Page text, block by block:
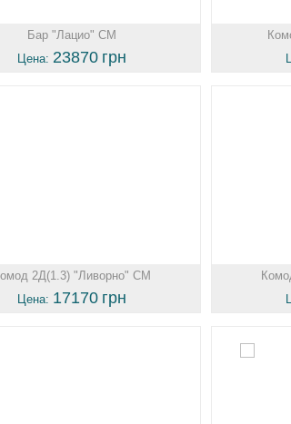
Бар "Лацио" СМ
Цена: 23870 грн
2Д(1.3) "Ливорно" СМ
Цена: 17170 грн